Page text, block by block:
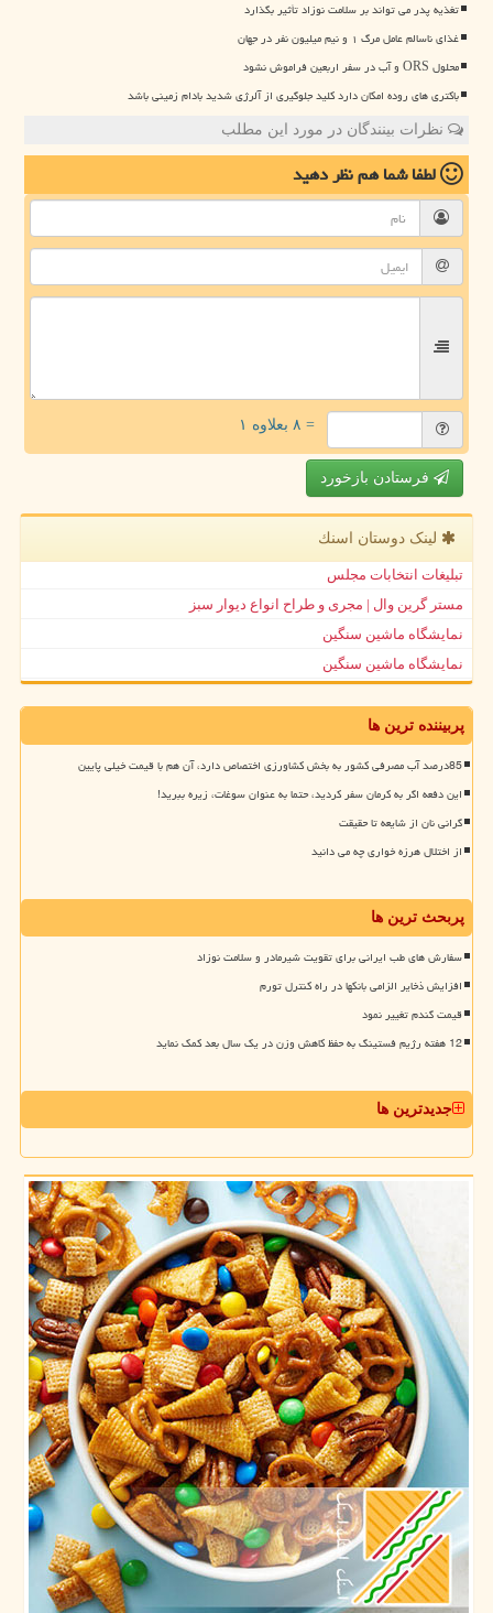
تغذیه پدر می تواند بر سلامت نوزاد تأثیر بگذارد
غذای ناسالم عامل مرگ ۱ و نیم میلیون نفر در جهان
محلول ORS و آب در سفر اربعین فراموش نشود
باکتری های روده امکان دارد کلید جلوگیری از آلرژی شدید بادام زمینی باشد
نظرات بینندگان در مورد این مطلب
لطفا شما همنظر دهید
= ۸ بعلاوه ۱
فرستادن بازخورد
لینک دوستان اسنك
تبلیغات انتخابات مجلس
مستر گرین وال | مجری و طراح انواع دیوار سبز
نمایشگاه ماشین سنگین
نمایشگاه ماشین سنگین
پربیننده ترین ها
85درصد آب مصرفی کشور به بخش کشاورزی اختصاص دارد، آن هم با قیمت خیلی پایین
این دفعه اگر به کرمان سفر کردید، حتما به عنوان سوغات، زیره ببرید!
گرانی نان از شایعه تا حقیقت
از اختلال هرزه خواری چه می دانید
پربحث ترین ها
سفارش های طب ایرانی برای تقویت شیرمادر و سلامت نوزاد
افزایش ذخایر الزامی بانکها در راه کنترل تورم
قیمت گندم تغییر نمود
12 هفته رژیم فستینگ به حفظ کاهش وزن در یک سال بعد کمک نماید
جدیدترین ها